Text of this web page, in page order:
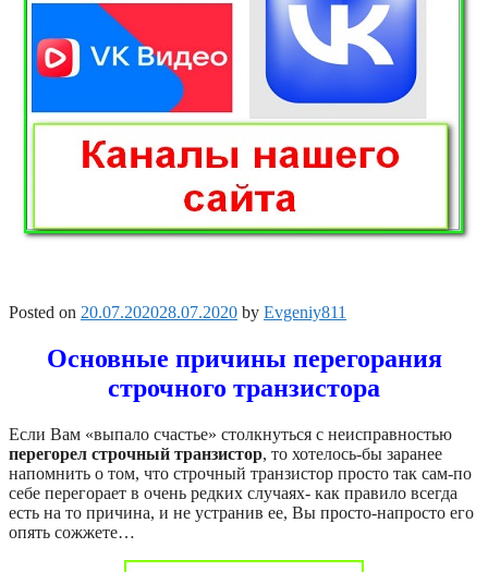
Posted on 20.07.202028.07.2020 by Evgeniy811
Основные причины перегорания
строчного транзистора
Если Вам «выпало счастье» столкнуться с неисправностью
перегорел строчный транзистор, то хотелось-бы заранее
напомнить о том, что строчный транзистор просто так сам-по
себе перегорает в очень редких случаях- как правило всегда
есть на то причина, и не устранив ее, Вы просто-напросто его
опять сожжете…